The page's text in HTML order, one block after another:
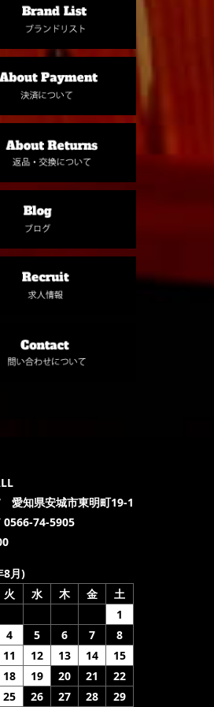
愛知県安城市東明町19-1
0566-74-5905
8月)
火 水 木 金
土
1
4 5 6 7
8
11 12 13 14
15
18 19 20 21
22
25 26 27 28 29